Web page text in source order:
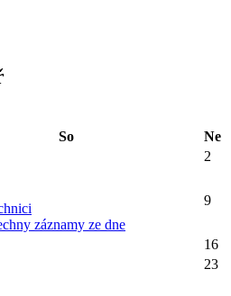
So
Ne
2
záznamy ze dne
9
16
23